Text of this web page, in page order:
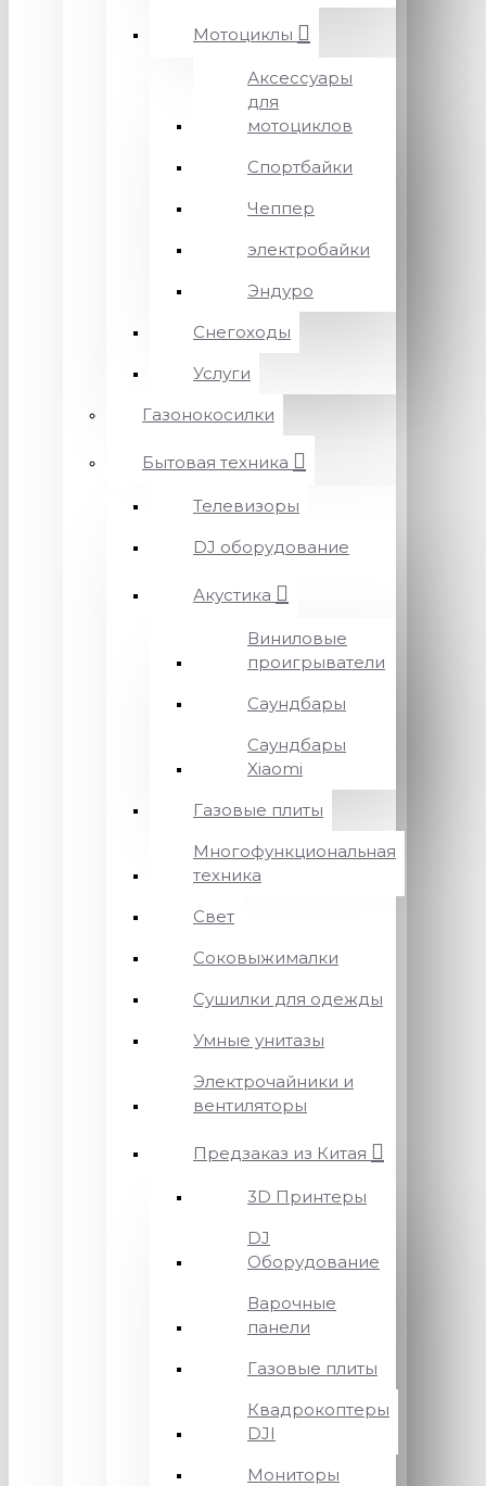
Мотоциклы
Аксессуары
для
мотоциклов
Спортбайки
Чеппер
электробайки
Эндуро
Снегоходы
Услуги
Газонокосилки
Бытовая техника
Телевизоры
DJ оборудование
Акустика
Виниловые
проигрыватели
Саундбары
Саундбары
Xiaomi
Газовые плиты
Многофункциональная
техника
Свет
Соковыжималки
Сушилки для одежды
Умные унитазы
Электрочайники и
вентиляторы
Предзаказ из Китая
3D Принтеры
DJ
Оборудование
Варочные
панели
Газовые плиты
Квадрокоптеры
DJI
Мониторы